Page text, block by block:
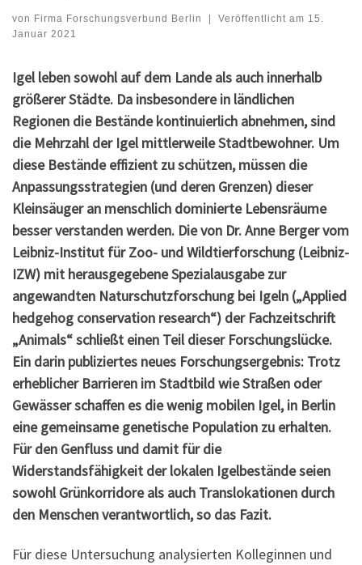
von Firma Forschungsverbund Berlin | Veröffentlicht am 15.
Januar 2021
Igel leben sowohl auf dem Lande als auch innerhalb
größerer Städte. Da insbesondere in ländlichen
Regionen die Bestände kontinuierlich abnehmen, sind
die Mehrzahl der Igel mittlerweile Stadtbewohner. Um
diese Bestände effizient zu schützen, müssen die
Anpassungsstrategien (und deren Grenzen) dieser
Kleinsäuger an menschlich dominierte Lebensräume
besser verstanden werden. Die von Dr. Anne Berger vom
Leibniz-Institut für Zoo- und Wildtierforschung (Leibniz-
IZW) mit herausgegebene Spezialausgabe zur
angewandten Naturschutzforschung bei Igeln („Applied
hedgehog conservation research“) der Fachzeitschrift
„Animals“ schließt einen Teil dieser Forschungslücke.
Ein darin publiziertes neues Forschungsergebnis: Trotz
erheblicher Barrieren im Stadtbild wie Straßen oder
Gewässer schaffen es die wenig mobilen Igel, in Berlin
eine gemeinsame genetische Population zu erhalten.
Für den Genfluss und damit für die
Widerstandsfähigkeit der lokalen Igelbestände seien
sowohl Grünkorridore als auch Translokationen durch
den Menschen verantwortlich, so das Fazit.
Für diese Untersuchung analysierten Kolleginnen und